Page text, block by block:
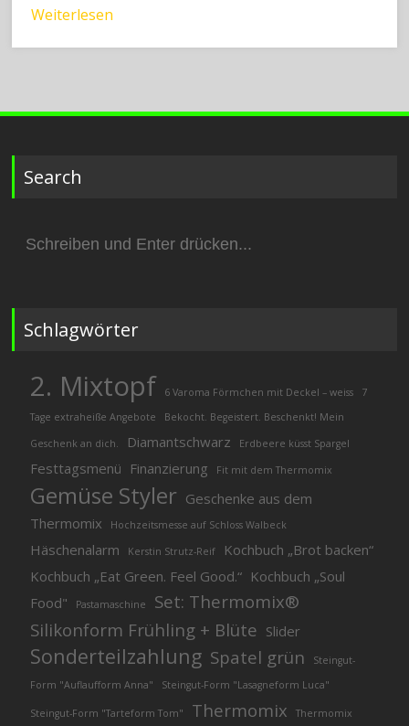
Weiterlesen
Search
nach:
Schlagwörter
2. Mixtopf 6 Varoma Förmchen mit Deckel – weiss
7
Tage extraheiße Angebote
Bekocht. Begeistert. Beschenkt! Mein
Geschenk an dich. Diamantschwarz Erdbeere küsst Spargel
Festtagsmenü Finanzierung Fit mit dem Thermomix
Gemüse Styler Geschenke aus dem
Thermomix
Hochzeitsmesse auf Schloss Walbeck
Häschenalarm Kerstin Strutz-Reif
Kochbuch „Brot backen“
Kochbuch „Eat Green. Feel Good.“ Kochbuch „Soul
Food"
Pastamaschine
Set: Thermomix®
Silikonform Frühling + Blüte Slider
Sonderteilzahlung Spatel grün
Steingut-
Form "Auflaufform Anna"
Steingut-Form "Lasagneform Luca"
Steingut-Form "Tarteform Tom" Thermomix Thermomix